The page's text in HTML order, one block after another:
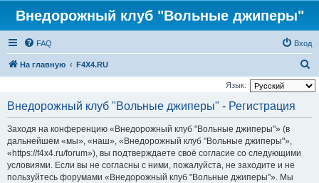
Внедорожный клуб "Вольные джиперы"
FAQ Вход
На главную F4X4.RU
о
Язык:
Внедорожный клуб "Вольные джиперы" - Регистрация
Заходя на конференцию «Внедорожный клуб "Вольные джиперы"» (в
дальнейшем «мы», «наш», «Внедорожный клуб "Вольные джиперы"»,
«https://f4x4.ru/forum»), вы подтверждаете своё согласие со следующими
условиями. Если вы не согласны с ними, пожалуйста, не заходите и не
пользуйтесь форумами «Внедорожный клуб "Вольные джиперы"». Мы